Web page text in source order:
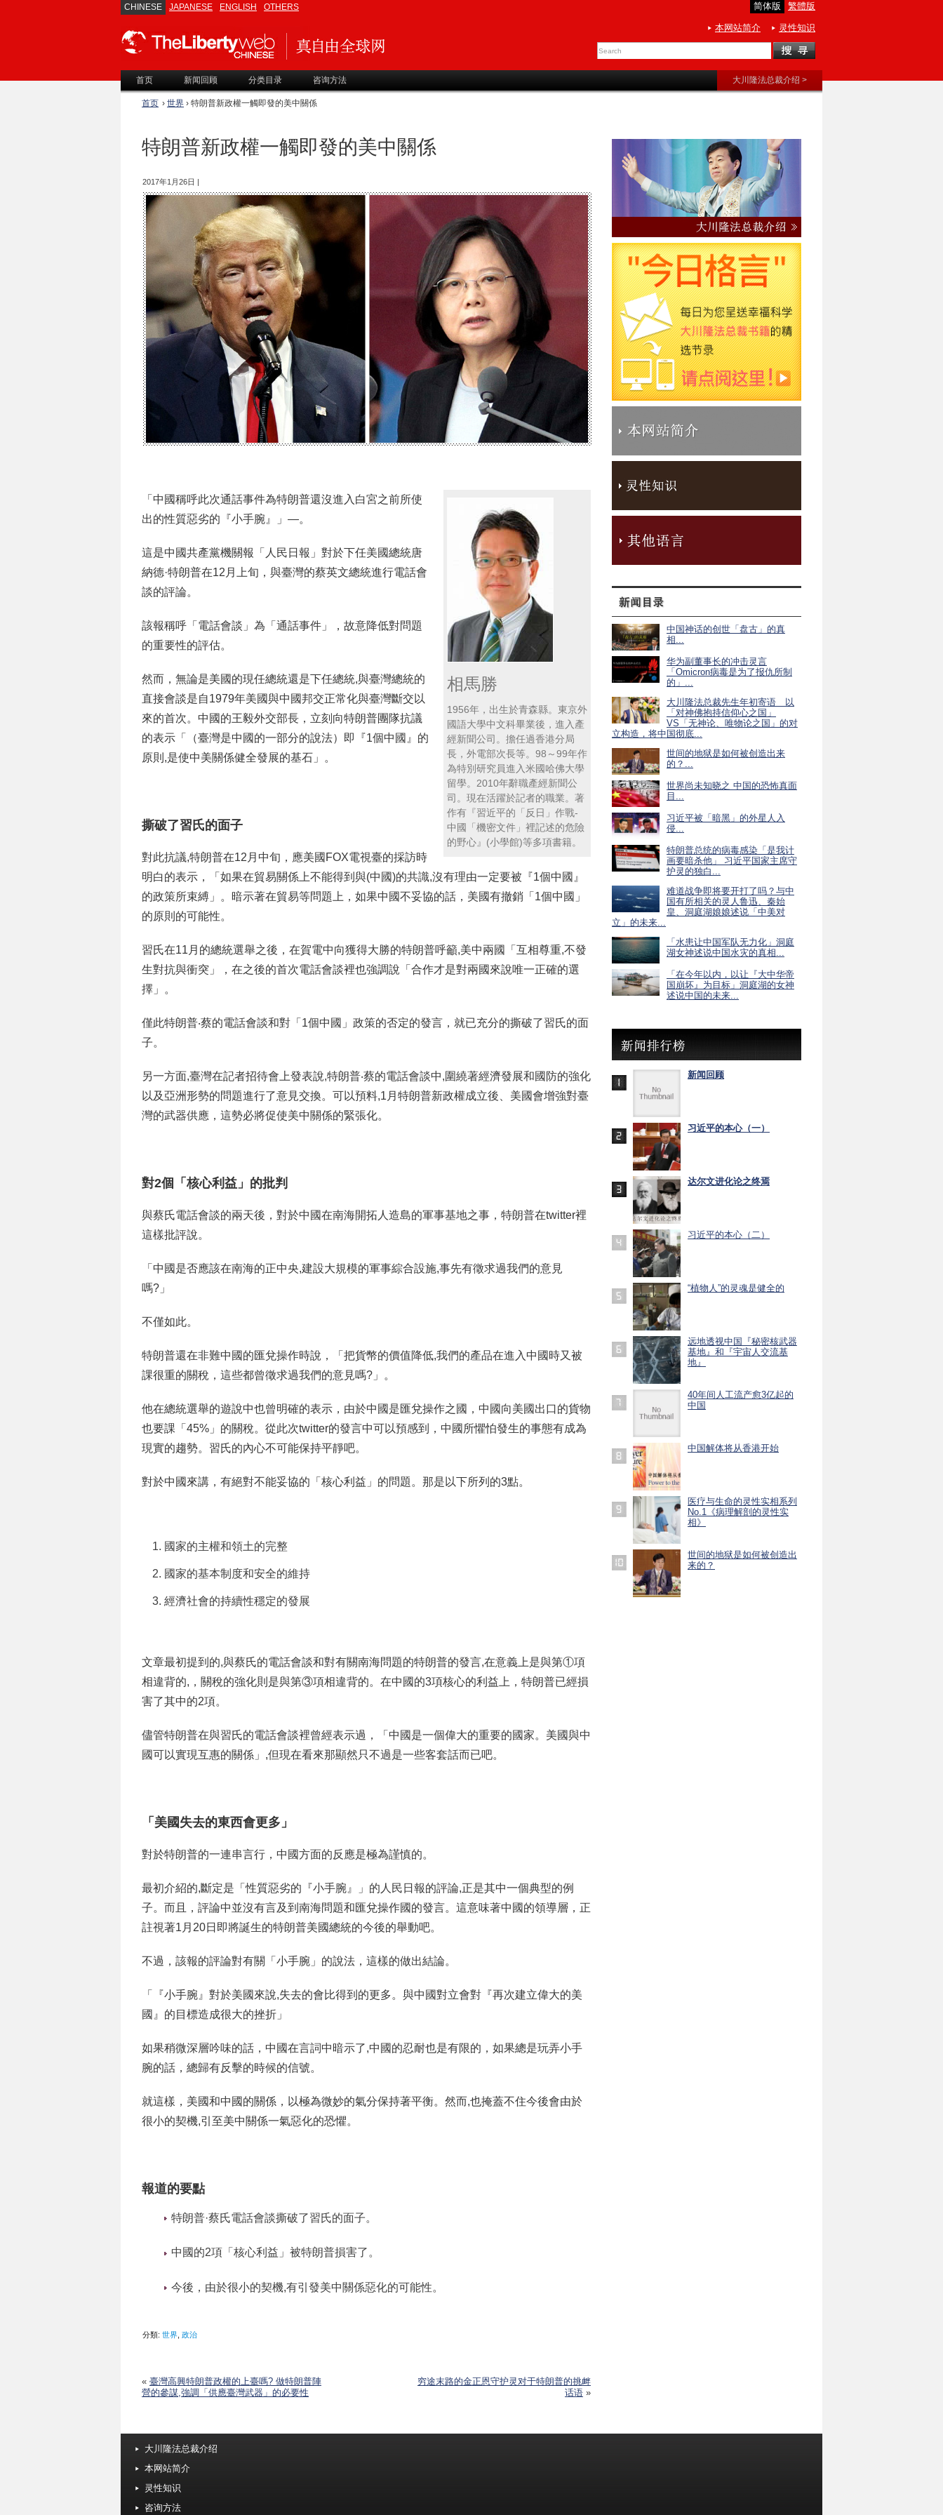
CHINESE JAPANESE ENGLISH OTHERS 简体版 繁體版
本网站简介 灵性知识
首页 新闻回顾 分类目录 咨询方法 大川隆法总裁介绍 >
首页 › 世界 › 特朗普新政權一觸即發的美中關係
特朗普新政權一觸即發的美中關係
2017年1月26日 |
相馬勝
1956年，出生於青森縣。東京外
國語大學中文科畢業後，進入產
經新聞公司。擔任過香港分局
長，外電部次長等。98～99年作
為特別研究員進入米國哈佛大學
留學。2010年辭職產經新聞公
司。現在活躍於記者的職業。著
作有『習近平的「反日」作戰-
中國「機密文件」裡記述的危險
的野心』(小學館)等多項書籍。
「中國稱呼此次通話事件為特朗普還沒進入白宮之前所使
出的性質惡劣的『小手腕』」—。
這是中國共產黨機關報「人民日報」對於下任美國總統唐
納德·特朗普在12月上旬，與臺灣的蔡英文總統進行電話會
談的評論。
該報稱呼「電話會談」為「通話事件」，故意降低對問題
的重要性的評估。
然而，無論是美國的現任總統還是下任總統,與臺灣總統的
直接會談是自1979年美國與中國邦交正常化與臺灣斷交以
來的首次。中國的王毅外交部長，立刻向特朗普團隊抗議
的表示「（臺灣是中國的一部分的說法）即『1個中國』的
原則,是使中美關係健全發展的基石」。
撕破了習氏的面子
對此抗議,特朗普在12月中旬，應美國FOX電視臺的採訪時
明白的表示，「如果在貿易關係上不能得到與(中國)的共識,沒有理由一定要被『1個中國』
的政策所束縛」。暗示著在貿易等問題上，如果中國不妥協的話，美國有撤銷「1個中國」
的原則的可能性。
習氏在11月的總統選舉之後，在賀電中向獲得大勝的特朗普呼籲,美中兩國「互相尊重,不發
生對抗與衝突」，在之後的首次電話會談裡也強調說「合作才是對兩國來說唯一正確的選
擇」。
僅此特朗普‧蔡的電話會談和對「1個中國」政策的否定的發言，就已充分的撕破了習氏的面
子。
另一方面,臺灣在記者招待會上發表說,特朗普‧蔡的電話會談中,圍繞著經濟發展和國防的強化
以及亞洲形勢的問題進行了意見交換。可以預料,1月特朗普新政權成立後、美國會增強對臺
灣的武器供應，這勢必將促使美中關係的緊張化。
對2個「核心利益」的批判
與蔡氏電話會談的兩天後，對於中國在南海開拓人造島的軍事基地之事，特朗普在twitter裡
這樣批評說。
「中國是否應該在南海的正中央,建設大規模的軍事綜合設施,事先有徵求過我們的意見
嗎?」
不僅如此。
特朗普還在非難中國的匯兌操作時說，「把貨幣的價值降低,我們的產品在進入中國時又被
課很重的關稅，這些都曾徵求過我們的意見嗎?」。
他在總統選舉的遊說中也曾明確的表示，由於中國是匯兌操作之國，中國向美國出口的貨物
也要課「45%」的關稅。從此次twitter的發言中可以預感到，中國所懼怕發生的事態有成為
現實的趨勢。習氏的內心不可能保持平靜吧。
對於中國來講，有絕對不能妥協的「核心利益」的問題。那是以下所列的3點。
國家的主權和領土的完整
國家的基本制度和安全的維持
經濟社會的持續性穩定的發展
文章最初提到的,與蔡氏的電話會談和對有關南海問題的特朗普的發言,在意義上是與第①項
相違背的,，關稅的強化則是與第③項相違背的。在中國的3項核心的利益上，特朗普已經損
害了其中的2項。
儘管特朗普在與習氏的電話會談裡曾經表示過，「中國是一個偉大的重要的國家。美國與中
國可以實現互惠的關係」,但現在看來那顯然只不過是一些客套話而已吧。
「美國失去的東西會更多」
對於特朗普的一連串言行，中國方面的反應是極為謹慎的。
最初介紹的,斷定是「性質惡劣的『小手腕』」的人民日報的評論,正是其中一個典型的例
子。而且，評論中並沒有言及到南海問題和匯兌操作國的發言。這意味著中國的領導層，正
註視著1月20日即將誕生的特朗普美國總統的今後的舉動吧。
不過，該報的評論對有關「小手腕」的說法，這樣的做出結論。
「『小手腕』對於美國來說,失去的會比得到的更多。與中國對立會對『再次建立偉大的美
國』的目標造成很大的挫折」
如果稍微深層吟味的話，中國在言詞中暗示了,中國的忍耐也是有限的，如果總是玩弄小手
腕的話，總歸有反擊的時候的信號。
就這樣，美國和中國的關係，以極為微妙的氣分保持著平衡。然而,也掩蓋不住今後會由於
很小的契機,引至美中關係一氣惡化的恐懼。
報道的要點
特朗普·蔡氏電話會談撕破了習氏的面子。
中國的2項「核心利益」被特朗普損害了。
今後，由於很小的契機,有引發美中關係惡化的可能性。
分類: 世界 政治
« 臺灣高興特朗普政權的上臺嗎? 做特朗普陣
營的參謀,強調「供應臺灣武器」的必要性
穷途末路的金正恩守护灵对于特朗普的挑衅
话语 »
中国神话的创世「盘古」的真
相...
华为副董事长的冲击灵言
「Omicron病毒是为了报仇所制
的」...
大川隆法总裁先生年初寄语 以
「对神佛抱持信仰心之国」
VS「无神论、唯物论之国」的对
立构造，将中国彻底...
世间的地狱是如何被创造出来
的？...
世界尚未知晓之 中国的恐怖真面
目...
习近平被「暗黑」的外星人入
侵...
特朗普总统的病毒感染「是我计
画要暗杀他」 习近平国家主席守
护灵的独白...
难道战争即将要开打了吗？与中
国有所相关的灵人鲁迅、秦始
皇、洞庭湖娘娘述说「中美对
立」的未来...
「水患让中国军队无力化」洞庭
湖女神述说中国水灾的真相...
「在今年以内，以让『大中华帝
国崩坏』为目标」洞庭湖的女神
述说中国的未来...
新闻回顾
习近平的本心（一）
达尔文进化论之终焉
习近平的本心（二）
“植物人”的灵魂是健全的
远地透视中国『秘密核武器
基地』和『宇宙人交流基
地』
40年间人工流产愈3亿起的
中国
中国解体将从香港开始
医疗与生命的灵性实相系列
No.1《病理解剖的灵性实
相》
世间的地狱是如何被创造出
来的？
大川隆法总裁介绍
本网站简介
灵性知识
咨询方法